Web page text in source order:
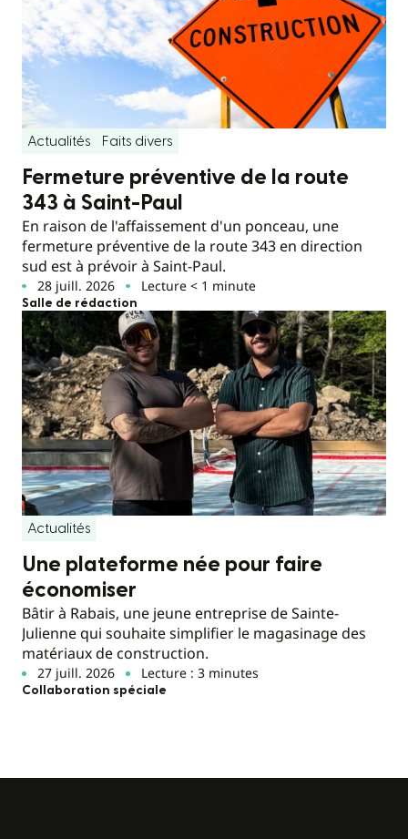
Actualités Faits divers
Fermeture préventive de la route
343 à Saint-Paul
En raison de l'affaissement d'un ponceau, une
fermeture préventive de la route 343 en direction
sud est à prévoir à Saint-Paul.
28 juill. 2026 Lecture < 1 minute
Salle de rédaction
Actualités
Une plateforme née pour faire
économiser
Bâtir à Rabais, une jeune entreprise de Sainte-
Julienne qui souhaite simplifier le magasinage des
matériaux de construction.
27 juill. 2026 Lecture : 3 minutes
Collaboration spéciale